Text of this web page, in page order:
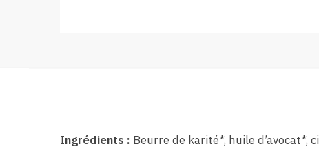
Ingrédients : Beurre de karité*, huile d’avocat*,